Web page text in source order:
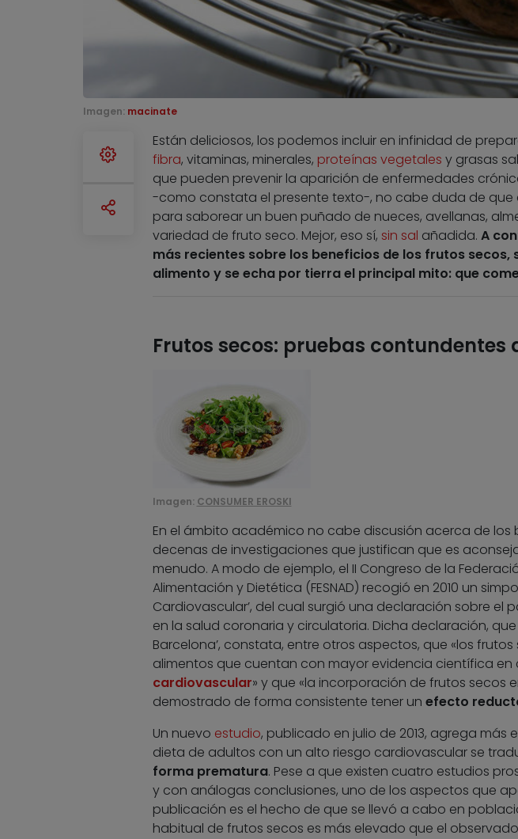
Imagen: macinate
Están deliciosos, los podemos incluir en infinidad de
fibra, vitaminas, minerales, proteínas vegetales y grasas
que pueden prevenir la aparición de enfermedades
-como constata el presente texto-, no cabe duda de que
para saborear un buen puñado de nueces, avellanas,
variedad de fruto seco. Mejor, eso sí, sin sal añadida. A
más recientes sobre los beneficios de los frutos secos,
alimento y se echa por tierra el principal mito: que
Frutos secos: pruebas contundentes
Imagen: CONSUMER EROSKI
En el ámbito académico no cabe discusión acerca de los
decenas de investigaciones que justifican que es
menudo. A modo de ejemplo, el II Congreso de la
Alimentación y Dietética (FESNAD) recogió en 2010 un
Cardiovascular’, del cual surgió una declaración sobre el
en la salud coronaria y circulatoria. Dicha declaración,
Barcelona’, constata, entre otros aspectos, que «los
alimentos que cuentan con mayor evidencia científica en
cardiovascular» y que «la incorporación de frutos secos
demostrado de forma consistente tener un efecto
Un nuevo estudio, publicado en julio de 2013, agrega más
dieta de adultos con un alto riesgo cardiovascular se
forma prematura. Pese a que existen cuatro estudios
y con análogas conclusiones, uno de los aspectos que
publicación es el hecho de que se llevó a cabo en
habitual de frutos secos es más elevado que el